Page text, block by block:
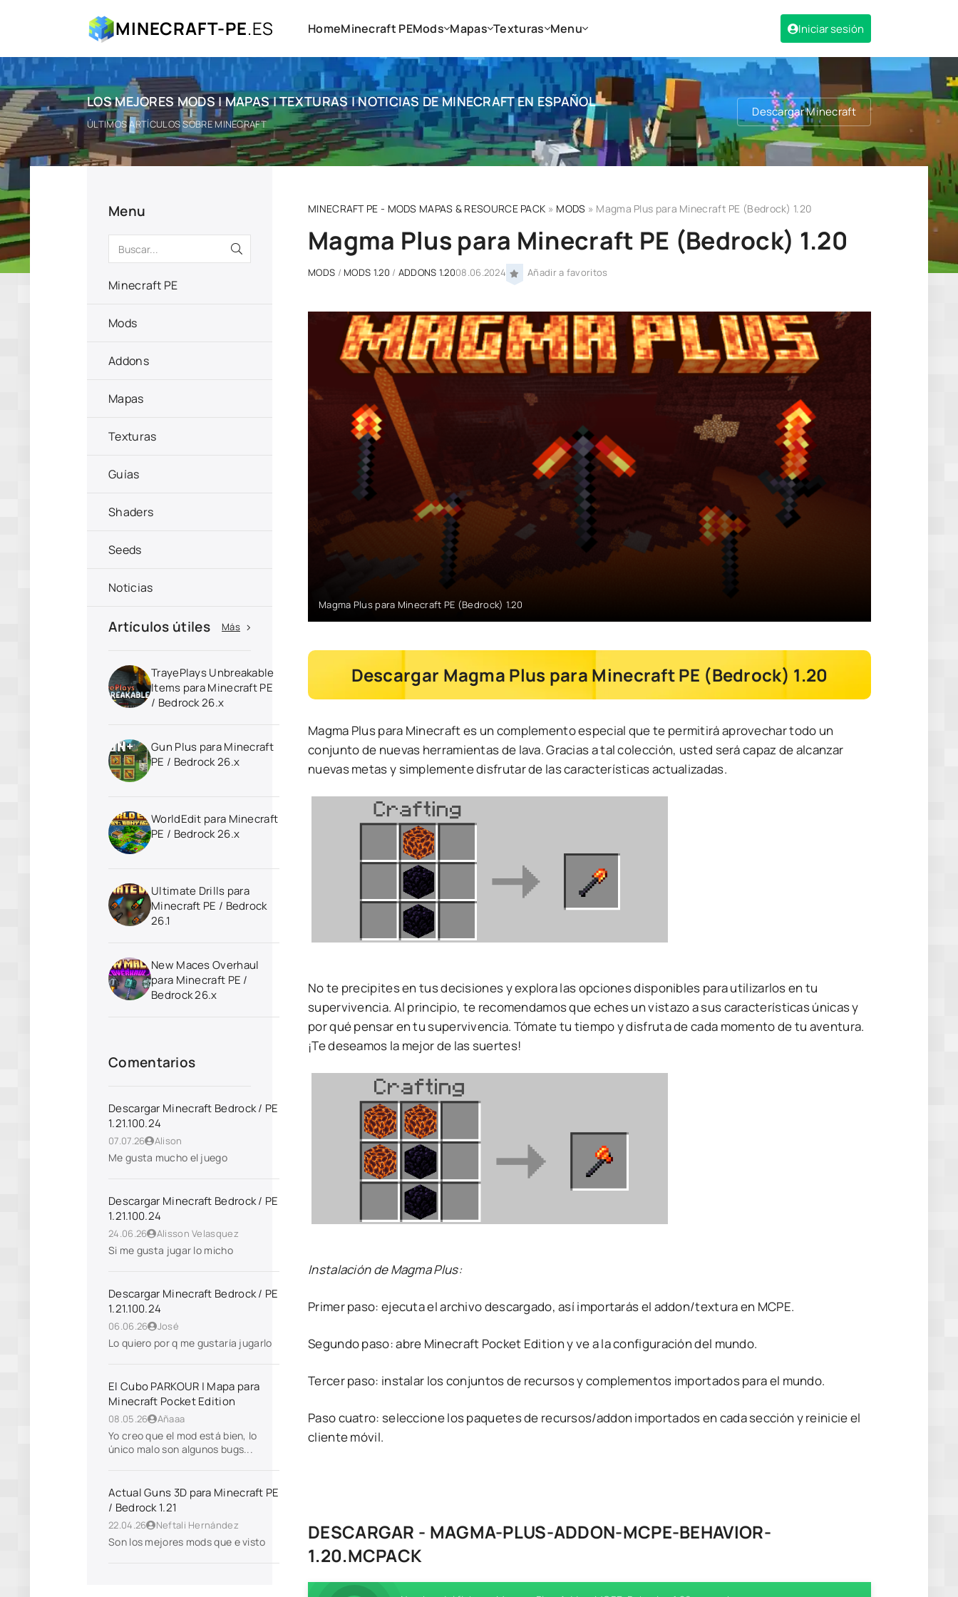
MINECRAFT-PE.ES HomeMinecraft PEMods Mapas Texturas Menu Iniciar sesión
LOS MEJORES MODS | MAPAS | TEXTURAS | NOTICIAS DE MINECRAFT EN ESPAÑOL
ÚLTIMOS ARTÍCULOS SOBRE MINECRAFT
Descargar Minecraft
MINECRAFT PE - MODS MAPAS & RESOURCE PACK » MODS » Magma Plus para Minecraft PE (Bedrock) 1.20
Magma Plus para Minecraft PE (Bedrock) 1.20
MODS / MODS 1.20 / ADDONS 1.2008.06.2024 Añadir a favoritos
Magma Plus para Minecraft PE (Bedrock) 1.20
Descargar Magma Plus para Minecraft PE (Bedrock) 1.20
Magma Plus para Minecraft es un complemento especial que te permitirá aprovechar todo un
conjunto de nuevas herramientas de lava. Gracias a tal colección, usted será capaz de alcanzar
nuevas metas y simplemente disfrutar de las características actualizadas.
No te precipites en tus decisiones y explora las opciones disponibles para utilizarlos en tu
supervivencia. Al principio, te recomendamos que eches un vistazo a sus características únicas y
por qué pensar en tu supervivencia. Tómate tu tiempo y disfruta de cada momento de tu aventura.
¡Te deseamos la mejor de las suertes!
Instalación de Magma Plus:
Primer paso: ejecuta el archivo descargado, así importarás el addon/textura en MCPE.
Segundo paso: abre Minecraft Pocket Edition y ve a la configuración del mundo.
Tercer paso: instalar los conjuntos de recursos y complementos importados para el mundo.
Paso cuatro: seleccione los paquetes de recursos/addon importados en cada sección y reinicie el
cliente móvil.
DESCARGAR - MAGMA-PLUS-ADDON-MCPE-BEHAVIOR-
1.20.MCPACK
Menu
Minecraft PE
Mods
Addons
Mapas
Texturas
Guías
Shaders
Seeds
Noticias
Artículos útiles Más
TrayePlays Unbreakable
Items para Minecraft PE
/ Bedrock 26.x
Gun Plus para Minecraft
PE / Bedrock 26.x
WorldEdit para Minecraft
PE / Bedrock 26.x
Ultimate Drills para
Minecraft PE / Bedrock
26.1
New Maces Overhaul
para Minecraft PE /
Bedrock 26.x
Comentarios
Descargar Minecraft Bedrock / PE
1.21.100.24
07.07.26 Alison
Me gusta mucho el juego
Descargar Minecraft Bedrock / PE
1.21.100.24
24.06.26 Alisson Velasquez
Si me gusta jugar lo micho
Descargar Minecraft Bedrock / PE
1.21.100.24
06.06.26 José
Lo quiero por q me gustaría jugarlo
El Cubo PARKOUR | Mapa para
Minecraft Pocket Edition
08.05.26 Añaaa
Yo creo que el mod está bien, lo
único malo son algunos bugs...
Actual Guns 3D para Minecraft PE
/ Bedrock 1.21
22.04.26 Neftali Hernández
Son los mejores mods que e visto